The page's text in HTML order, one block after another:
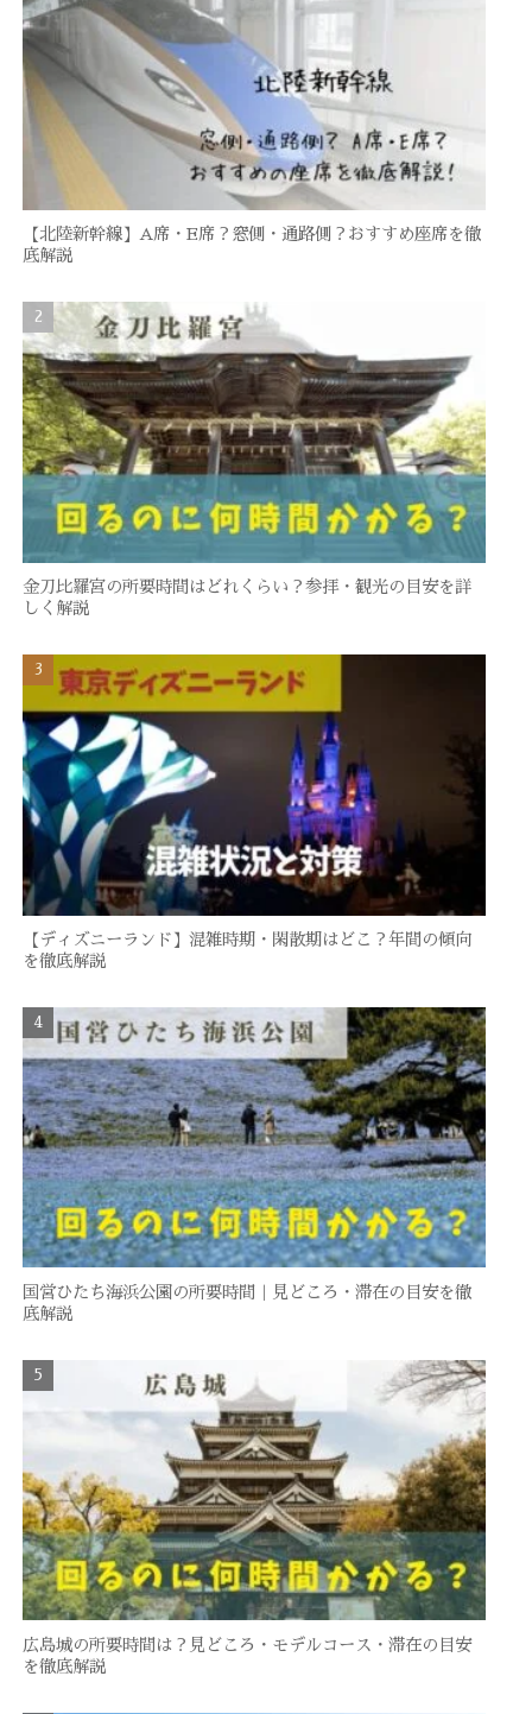
【北陸新幹線】A席・E席？窓側・通路側？おすすめ座席を徹
底解説
金刀比羅宮の所要時間はどれくらい？参拝・観光の目安を詳
しく解説
【ディズニーランド】混雑時期・閑散期はどこ？年間の傾向
を徹底解説
国営ひたち海浜公園の所要時間｜見どころ・滞在の目安を徹
底解説
広島城の所要時間は？見どころ・モデルコース・滞在の目安
を徹底解説